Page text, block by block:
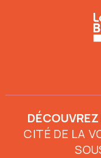
CITÉ DE LA